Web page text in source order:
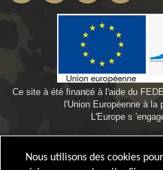
Ce site à été financé à l'aide du
l'Union Européenne à la
L'Europe s
Nous utilisons des cookies